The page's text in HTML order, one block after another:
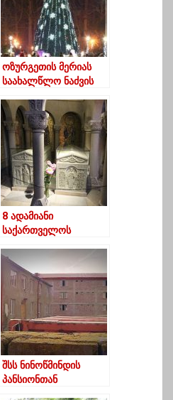
ოზურგეთის მერიას
საახალწლო ნაძვის
დაავიწყდა
8 ადამიანი
საქართველოს
შესახებ მეტის ცოდნას
ვისურვებდით
შსს ნინოწმინდის
პანსიონთან